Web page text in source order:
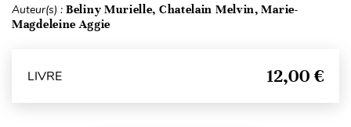
Auteur(s) : Beliny Murielle, Chatelain Melvin, Marie-
Magdeleine Aggie
LIVRE 12,00 €